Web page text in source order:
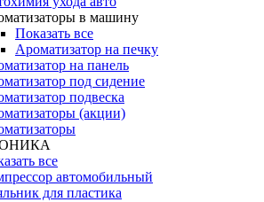
в машину
Показать все
Ароматизатор на печку
на панель
под сидение
подвеска
(акции)
все
автомобильный
для пластика